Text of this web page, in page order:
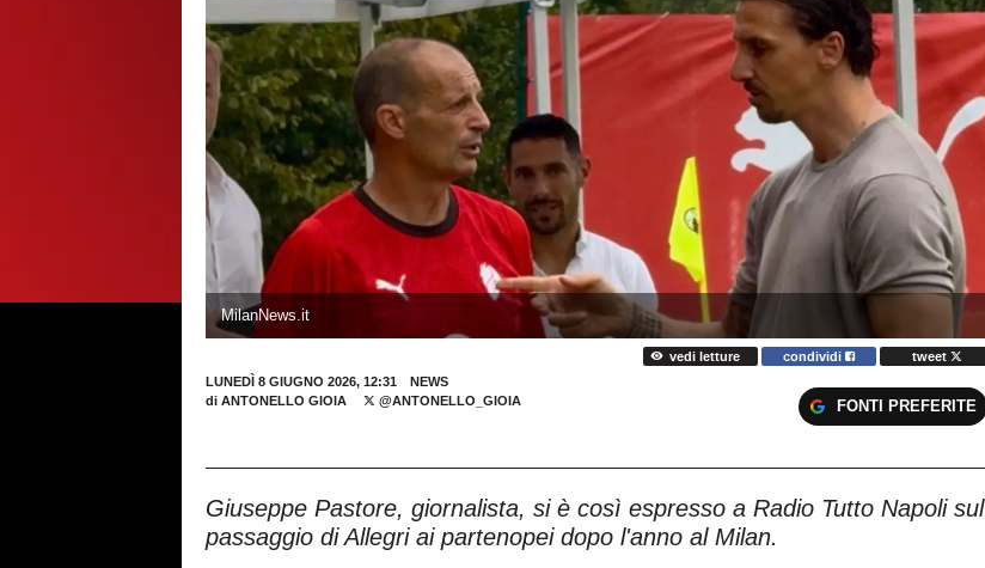
MilanNews.it
vedi letture condividi
tweet
LUNEDÌ 8 GIUGNO 2026, 12:31
NEWS
di ANTONELLO GIOIA @ANTONELLO_GIOIA FONTI PREFERITE
Giuseppe Pastore, giornalista, si è così espresso a Radio Tutto Napoli sul
passaggio di Allegri ai partenopei dopo l'anno al Milan.